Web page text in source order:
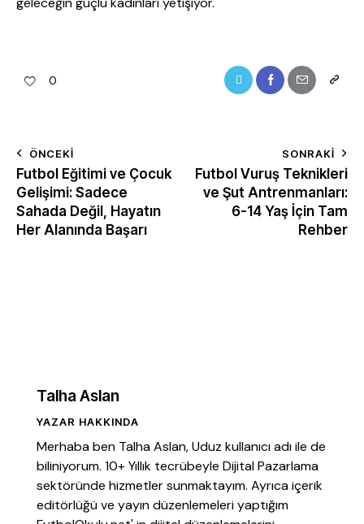
0
ÖNCEKI
Futbol Eğitimi ve Çocuk
Gelişimi: Sadece
Sahada Değil, Hayatın
Her Alanında Başarı
SONRAKI
Futbol Vuruş Teknikleri
ve Şut Antrenmanları:
6-14 Yaş İçin Tam
Rehber
Talha Aslan
YAZAR HAKKINDA
Merhaba ben Talha Aslan, Uduz kullanıcı adı ile de
biliniyorum. 10+ Yıllık tecrübeyle Dijital Pazarlama
sektöründe hizmetler sunmaktayım. Ayrıca içerik
editörlüğü ve yayın düzenlemeleri yaptığım